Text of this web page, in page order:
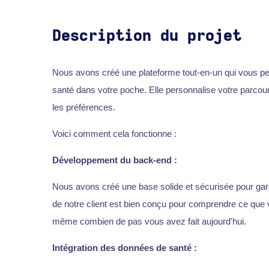
Description du projet
Nous avons créé une plateforme tout-en-un qui vous
santé dans votre poche. Elle personnalise votre
les préférences.
Voici comment cela fonctionne :
Développement du back-end :
Nous avons créé une base solide et sécurisée pour
de notre client est bien conçu pour comprendre ce
même combien de pas vous avez fait aujourd'hui.
Intégration des données de santé :